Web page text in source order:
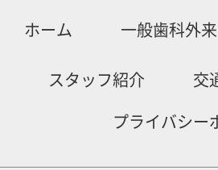
ホーム 一般歯科外来
スタッフ紹介 交
プライバシー